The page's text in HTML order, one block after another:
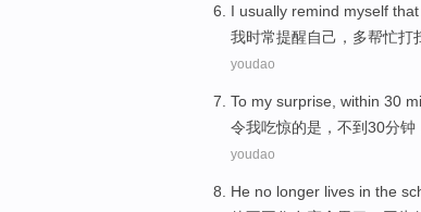
I usually remind myself that
我时常提醒自己 ，多帮忙打
youdao
To my surprise within 30
令我吃惊的是， 不到30分钟
youdao
He no longer lives in the